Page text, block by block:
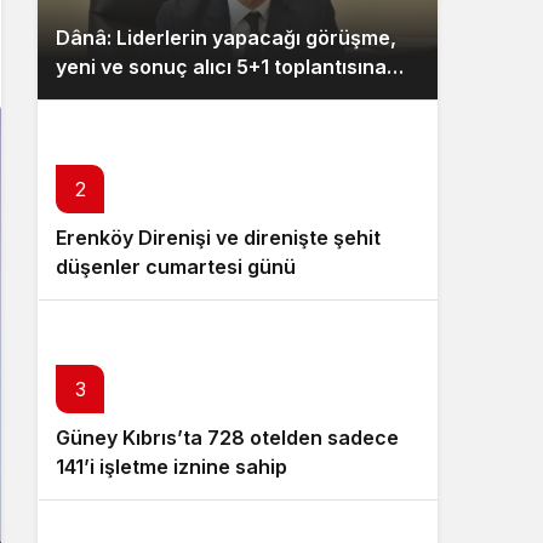
Gece Modu
Gece modunu seçin.
Dânâ: Liderlerin yapacağı görüşme,
yeni ve sonuç alıcı 5+1 toplantısına
hazırlık niteliği taşıyor
2
Erenköy Direnişi ve direnişte şehit
düşenler cumartesi günü
düzenlenecek törenle anılacak
3
Güney Kıbrıs’ta 728 otelden sadece
141’i işletme iznine sahip